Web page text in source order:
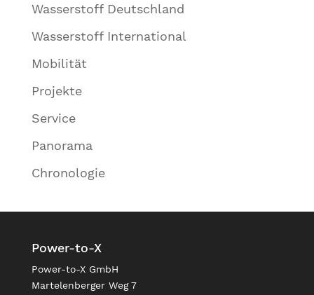
Wasserstoff Deutschland
Wasserstoff International
Mobilität
Projekte
Service
Panorama
Chronologie
Power-to-X
Power-to-X GmbH
Martelenberger Weg 7